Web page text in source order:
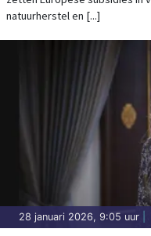
natuurherstel en [...]
28 januari 2026, 9:05 uur